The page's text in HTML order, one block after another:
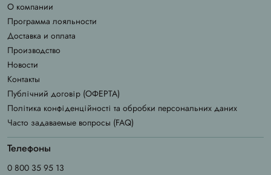
О компании
Программа лояльности
Доставка и оплата
Производство
Новости
Контакты
Публічний договір (ОФЕРТА)
Політика конфіденційності та обробки персональних даних
Часто задаваемые вопросы (FAQ)
Телефоны
0 800 35 95 13